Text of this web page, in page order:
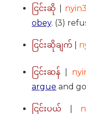
ငြင်းဆို
obey. (3)
ငြင်းဆိုချက်
ငြင်းဆန်
argue and
ငြင်းပယ်